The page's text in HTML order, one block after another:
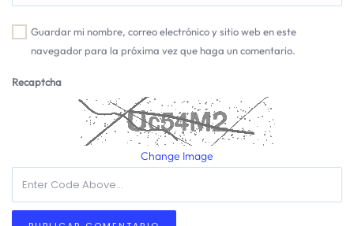
Guardar mi nombre, correo electrónico y sitio web en este
navegador para la próxima vez que haga un comentario.
Recaptcha
Change Image